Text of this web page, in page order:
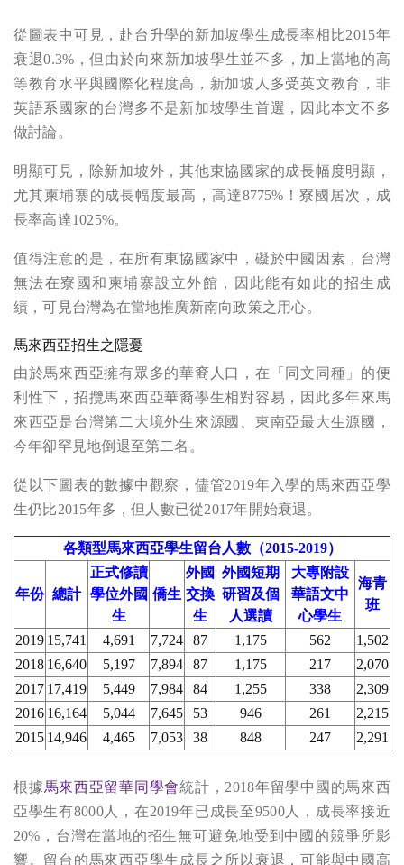
從圖表中可見，赴台升學的新加坡學生成長率相比2015年
衰退0.3%，但由於向來新加坡學生並不多，加上當地的高
等教育水平與國際化程度高，新加坡人多受英文教育，非
英語系國家的台灣多不是新加坡學生首選，因此本文不多
做討論。
明顯可見，除新加坡外，其他東協國家的成長幅度明顯，
尤其柬埔寨的成長幅度最高，高達8775%！寮國居次，成
長率高達1025%。
值得注意的是，在所有東協國家中，礙於中國因素，台灣
無法在寮國和柬埔寨設立外館，因此能有如此的招生成
績，可見台灣為在當地推廣新南向政策之用心。
馬來西亞招生之隱憂
由於馬來西亞擁有眾多的華裔人口，在「同文同種」的便
利性下，招攬馬來西亞華裔學生相對容易，因此多年來馬
來西亞是台灣第二大境外生來源國、東南亞最大生源國，
今年卻罕見地倒退至第二名。
從以下圖表的數據中觀察，儘管2019年入學的馬來西亞學
生仍比2015年多，但人數已從2017年開始衰退。
各類型馬來西亞學生留台人數（2015-2019）
年份 總計
正式修讀
學位外國
生
僑生
外國
交換
生
外國短期
研習及個
人選讀
大專附設
華語文中
心學生
海青
班
2019 15,741 4,691 7,724 87 1,175 562
1,502
2018 16,640 5,197 7,894 87 1,175 217
2,070
2017 17,419 5,449 7,984 84 1,255 338
2,309
2016 16,164 5,044 7,645 53 946 261
2,215
2015 14,946 4,465 7,053 38 848 247 2,291
根據馬來西亞留華同學會統計，2018年留學中國的馬來西
亞學生有8000人，在2019年已成長至9500人，成長率接近
20%，台灣在當地的招生無可避免地受到中國的競爭所影
響。留台的馬來西亞學生成長之所以衰退，可能與中國高